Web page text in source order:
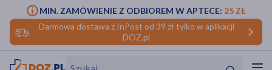
Darmowa dostawa z InPost od 39 zł tylko w aplikacji
DOZ.pl
MIN. ZAMÓWIENIE Z ODBIOREM W APTECE: 25 ZŁ